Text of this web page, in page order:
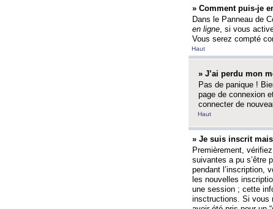
» Comment puis-je
Dans le Panneau de
en ligne, si vous
Vous serez compté
Haut
» J’ai perdu mon
Pas de panique !
page de connexion
connecter de
Haut
» Je suis inscrit
Premièrement,
suivantes a pu s’être
pendant l’inscription,
les nouvelles
une session ; cette
insctructions. Si vous